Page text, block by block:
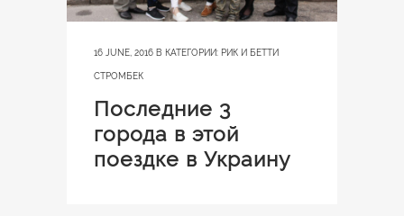
16 JUNE, 2016 В КАТЕГОРИИ: РИК И БЕТТИ
СТРОМБЕК
Последние 3
города в этой
поездке в Украину